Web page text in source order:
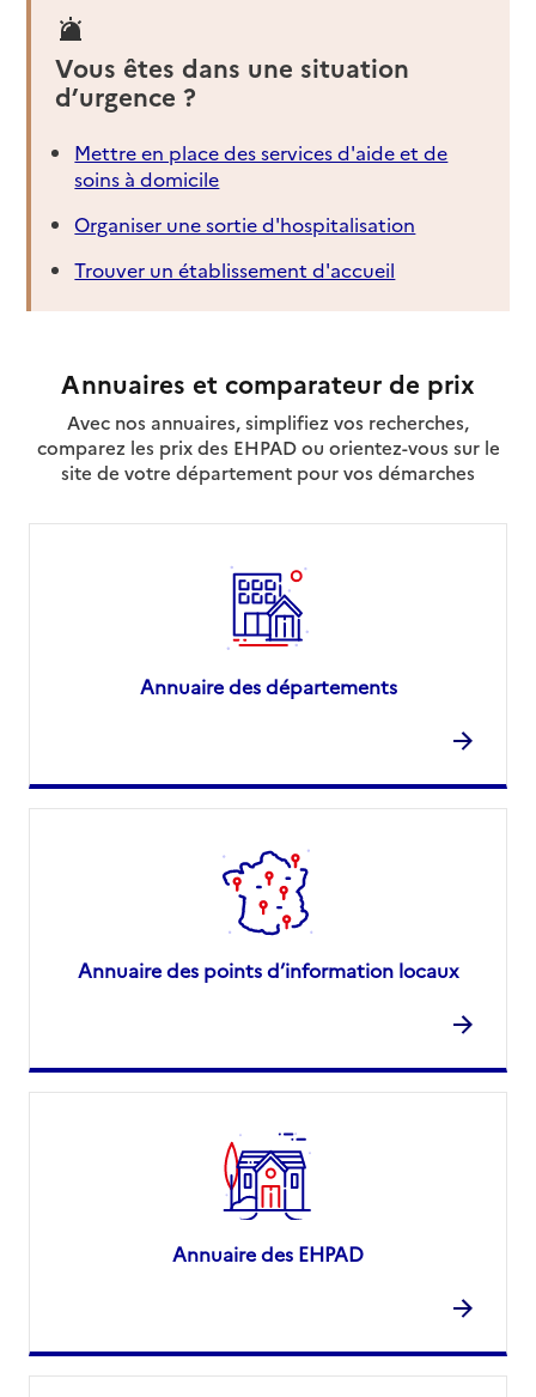
Vous êtes dans une situation
d’urgence ?
Mettre en place des services d'aide et de
soins à domicile
Organiser une sortie d'hospitalisation
Trouver un établissement d'accueil
Annuaires et comparateur de prix
Avec nos annuaires, simplifiez vos recherches,
comparez les prix des EHPAD ou orientez-vous sur le
site de votre département pour vos démarches
Annuaire des départements
Annuaire des points d’information locaux
Annuaire des EHPAD